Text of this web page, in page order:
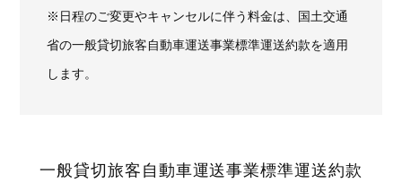
※日程のご変更やキャンセルに伴う料金は、国土交通
省の一般貸切旅客自動車運送事業標準運送約款を適用
します。
一般貸切旅客自動車運送事業標準運送約款